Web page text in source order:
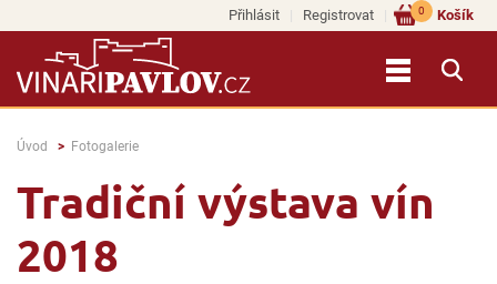
Přihlásit Registrovat Košík
0
Úvod Fotogalerie
Tradiční výstava vín
2018